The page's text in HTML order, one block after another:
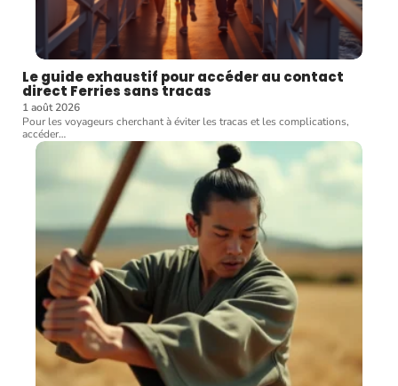
Le guide exhaustif pour accéder au contact
direct Ferries sans tracas
1 août 2026
Pour les voyageurs cherchant à éviter les tracas et les complications,
accéder…